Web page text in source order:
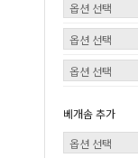
베개솜 추가